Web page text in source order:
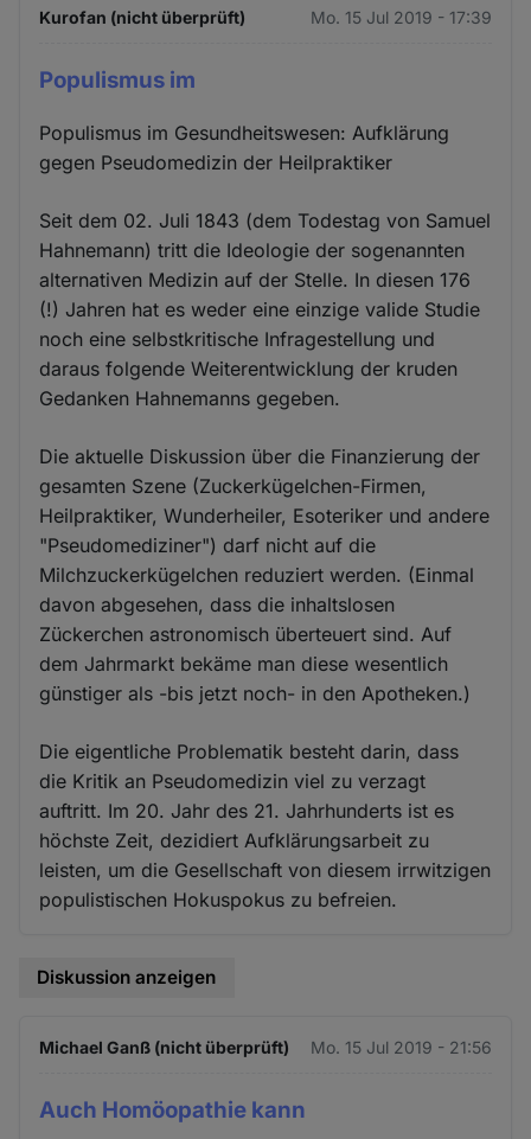
Kurofan (nicht überprüft) Mo. 15 Jul 2019 - 17:39
Populismus im
Populismus im Gesundheitswesen: Aufklärung
gegen Pseudomedizin der Heilpraktiker
Seit dem 02. Juli 1843 (dem Todestag von Samuel
Hahnemann) tritt die Ideologie der sogenannten
alternativen Medizin auf der Stelle. In diesen 176
(!) Jahren hat es weder eine einzige valide Studie
noch eine selbstkritische Infragestellung und
daraus folgende Weiterentwicklung der kruden
Gedanken Hahnemanns gegeben.
Die aktuelle Diskussion über die Finanzierung der
gesamten Szene (Zuckerkügelchen-Firmen,
Heilpraktiker, Wunderheiler, Esoteriker und andere
"Pseudomediziner") darf nicht auf die
Milchzuckerkügelchen reduziert werden. (Einmal
davon abgesehen, dass die inhaltslosen
Zückerchen astronomisch überteuert sind. Auf
dem Jahrmarkt bekäme man diese wesentlich
günstiger als -bis jetzt noch- in den Apotheken.)
Die eigentliche Problematik besteht darin, dass
die Kritik an Pseudomedizin viel zu verzagt
auftritt. Im 20. Jahr des 21. Jahrhunderts ist es
höchste Zeit, dezidiert Aufklärungsarbeit zu
leisten, um die Gesellschaft von diesem irrwitzigen
populistischen Hokuspokus zu befreien.
Diskussion anzeigen
Michael Ganß (nicht überprüft) Mo. 15 Jul 2019 - 21:56
Auch Homöopathie kann